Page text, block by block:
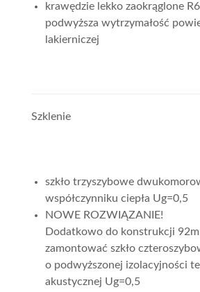
krawędzie lekko zaokrąglone
podwyższa wytrzymałość
lakierniczej
Szklenie
szkło trzyszybowe
współczynniku ciepła Ug=0,5
NOWE ROZWIĄZANIE!
Dodatkowo do konstrukcji
zamontować szkło
o podwyższonej izolacyjności
akustycznej Ug=0,5